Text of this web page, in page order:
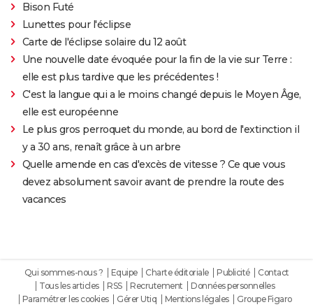
Bison Futé
Lunettes pour l'éclipse
Carte de l'éclipse solaire du 12 août
Une nouvelle date évoquée pour la fin de la vie sur Terre :
elle est plus tardive que les précédentes !
C'est la langue qui a le moins changé depuis le Moyen Âge,
elle est européenne
Le plus gros perroquet du monde, au bord de l'extinction il
y a 30 ans, renaît grâce à un arbre
Quelle amende en cas d'excès de vitesse ? Ce que vous
devez absolument savoir avant de prendre la route des
vacances
Qui sommes-nous ? Equipe Charte éditoriale Publicité
Contact
Tous les articles
RSS Recrutement
Données personnelles
Paramétrer les cookies
Gérer Utiq Mentions légales Groupe Figaro